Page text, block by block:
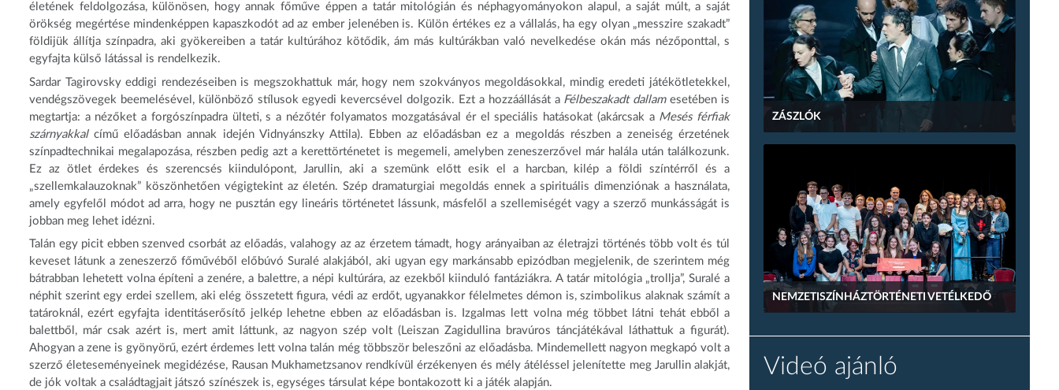
életének feldolgozása, különösen, hogy annak főműve éppen a tatár mitológián és néphagyományokon alapul, a saját múlt, a saját
örökség megértése mindenképpen kapaszkodót ad az ember jelenében is. Külön értékes ez a vállalás, ha egy olyan „messzire szakadt”
földijük állítja színpadra, aki gyökereiben a tatár kultúrához kötődik, ám más kultúrákban való nevelkedése okán más nézőponttal, s
egyfajta külső látással is rendelkezik.
Sardar Tagirovsky eddigi rendezéseiben is megszokhattuk már, hogy nem szokványos megoldásokkal, mindig eredeti játékötletekkel,
vendégszövegek beemelésével, különböző stílusok egyedi kevercsével dolgozik. Ezt a hozzáállását a Félbeszakadt dallamesetében is
megtartja: a nézőket a forgószínpadra ülteti, s a nézőtér folyamatos mozgatásával ér el speciális hatásokat (akárcsak a Mesés férfiak
szárnyakkalcímű előadásban annak idején Vidnyánszky Attila). Ebben az előadásban ez a megoldás részben a zeneiség érzetének
színpadtechnikai megalapozása, részben pedig azt a kerettörténetet is megemeli, amelyben zeneszerzővel már halála után találkozunk.
Ez az ötlet érdekes és szerencsés kiindulópont, Jarullin, aki a szemünk előtt esik el a harcban, kilép a földi színtérről és a
„szellemkalauzoknak” köszönhetően végigtekint az életén. Szép dramaturgiai megoldás ennek a spirituális dimenziónak a használata,
amely egyfelől módot ad arra, hogy ne pusztán egy lineáris történetet lássunk, másfelől a szellemiségét vagy a szerző munkásságát is
jobban meg lehet idézni.
Talán egy picit ebben szenved csorbát az előadás, valahogy az az érzetem támadt, hogy arányaiban az életrajzi történés több volt és túl
keveset látunk a zeneszerző főművéből előbúvó Suralé alakjából, aki ugyan egy markánsabb epizódban megjelenik, de szerintem még
bátrabban lehetett volna építeni a zenére, a balettre, a népi kultúrára, az ezekből kiinduló fantáziákra. A tatár mitológia „trollja”, Suralé a
néphit szerint egy erdei szellem, aki elég összetett figura, védi az erdőt, ugyanakkor félelmetes démon is, szimbolikus alaknak számít a
tatároknál, ezért egyfajta identitáserősítő jelkép lehetne ebben az előadásban is. Izgalmas lett volna még többet látni tehát ebből a
balettből, már csak azért is, mert amit láttunk, az nagyon szép volt (Leiszan Zagidullina bravúros táncjátékával láthattuk a figurát).
Ahogyan a zene is gyönyörű, ezért érdemes lett volna talán még többször beleszőni az előadásba. Mindemellett nagyon megkapó volt a
szerző életeseményeinek megidézése, Rausan Mukhametzsanov rendkívül érzékenyen és mély átéléssel jelenítette meg Jarullin alakját,
de jók voltak a családtagjait játszó színészek is, egységes társulat képe bontakozott ki a játék alapján.
ZÁSZLÓK
NEMZETISZÍNHÁZTÖRTÉNETI VETÉLKEDŐ
Videó ajánló